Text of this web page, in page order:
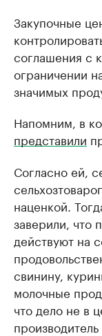
Закупочные
соглашения с
ограничении
значимых
Напомним, в
представили
Согласно ей,
наценкой.
заверили, что
действуют на
свинину,
молочные
что дело не в